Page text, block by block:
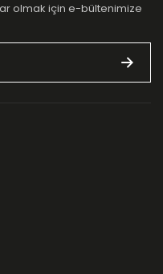
olmak için e-bültenimize